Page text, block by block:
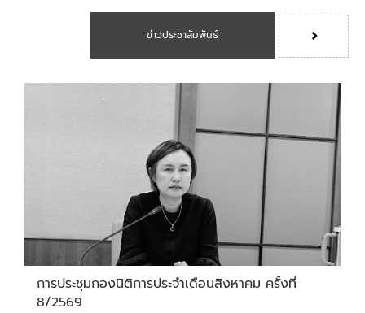
ข่าวประชาสัมพันธ์
การประชุมกองนิติการประจำเดือนสิงหาคม ครั้งที่
8/2569